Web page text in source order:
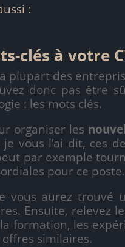
:
clés à votre
plupart des
donc pas être
: les mots clés.
les
vous l’ai dit, ces
par exemple
pour ce poste.
trouvé
Ensuite, relevez
formation, les
offres similaires.